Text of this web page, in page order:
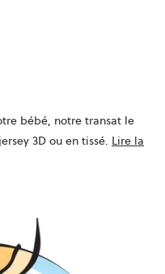
bébé, notre transat le
3D ou en tissé. Lire la